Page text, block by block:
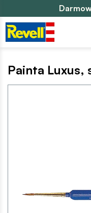
Painta Luxus,